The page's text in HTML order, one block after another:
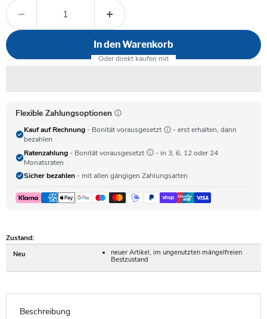
In den Warenkorb
Flexible Zahlungsoptionen
Kauf auf Rechnung - Bonität vorausgesetzt
- erst erhalten, dann
bezahlen
Ratenzahlung - Bonität vorausgesetzt
- in 3, 6, 12 oder 24
Monatsraten
Sicher bezahlen - mit allen gängigen Zahlungsarten
Zustand:
Neu
neuer Artikel, im ungenutzten mängelfreien
Bestzustand
Beschreibung